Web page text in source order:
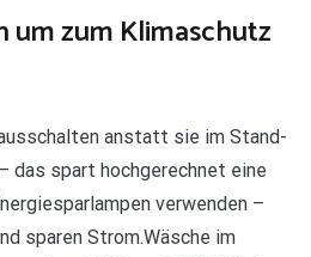
um zum Klimaschutz
anstatt sie im Stand-
das spart hochgerechnet eine
verwenden –
sparen Strom.Wäsche im